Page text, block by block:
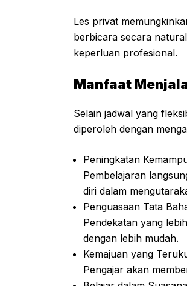
Les privat
berbicara secara
keperluan profesional.
Manfaat
Selain jadwal yang
diperoleh dengan
Peningkatan
Pembelajaran
diri dalam
Penguasaan Tata
Pendekatan yang
dengan lebih mudah.
Kemajuan yang
Pengajar akan